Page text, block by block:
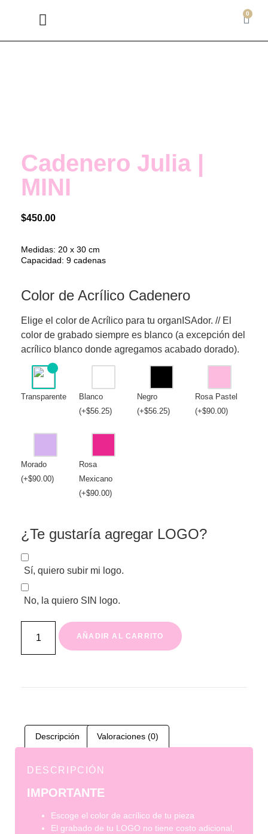
0
Cadenero Julia |
MINI
$450.00
Medidas: 20 x 30 cm
Capacidad: 9 cadenas
Color de Acrílico Cadenero
Elige el color de Acrílico para tu organISAdor. // El
color de grabado siempre es blanco (a excepción del
acrílico blanco donde agregamos acabado dorado).
Transparente
Blanco
(+$56.25)
Negro
(+$56.25)
Rosa Pastel
(+$90.00)
Morado
(+$90.00)
Rosa
Mexicano
(+$90.00)
¿Te gustaría agregar LOGO?
Sí, quiero subir mi logo.
No, la quiero SIN logo.
AÑADIR AL CARRITO
Descripción Valoraciones (0)
DESCRIPCIÓN
IMPORTANTE
Escoge el color de acrílico de tu pieza
El grabado de tu LOGO no tiene costo adicional,